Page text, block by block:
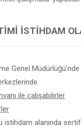
İSTIHDAM
Genel Müdürlüğü’nde
ile çalışabilirler
alanında